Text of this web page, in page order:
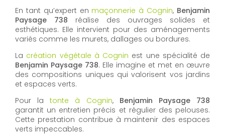
En tant qu’expert en maçonnerie à Cognin, Benjamin
Paysage 738 réalise des ouvrages solides et
esthétiques. Elle intervient pour des aménagements
variés comme les murets, dallages ou bordures.
La création végétale à Cognin est une spécialité de
Benjamin Paysage 738. Elle imagine et met en œuvre
des compositions uniques qui valorisent vos jardins
et espaces verts.
Pour latonte à Cognin, Benjamin Paysage 738
garantit un entretien précis et régulier des pelouses.
Cette prestation contribue à maintenir des espaces
verts impeccables.